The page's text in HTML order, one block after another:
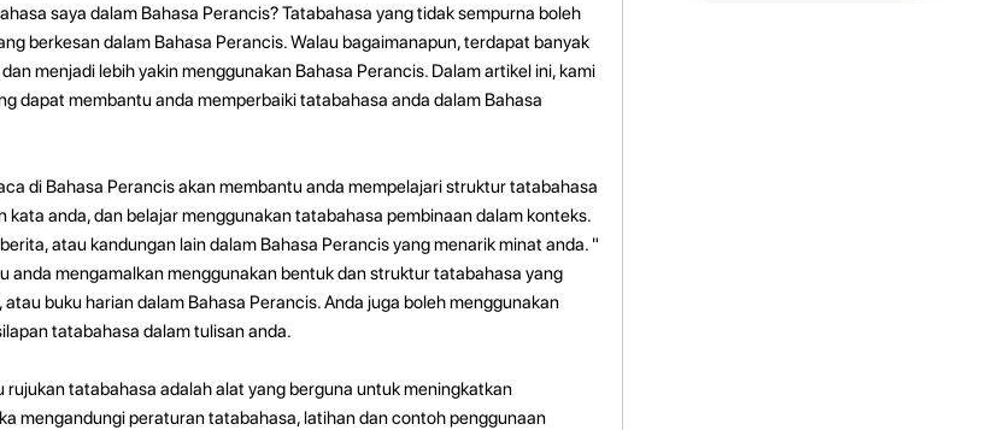
saya dalam Bahasa Perancis? Tatabahasa yang tidak sempurna boleh
berkesan dalam Bahasa Perancis. Walau bagaimanapun, terdapat banyak
menjadi lebih yakin menggunakan Bahasa Perancis. Dalam artikel ini, kami
dapat membantu anda memperbaiki tatabahasa anda dalam Bahasa
di Bahasa Perancis akan membantu anda mempelajari struktur tatabahasa
anda, dan belajar menggunakan tatabahasa pembinaan dalam konteks.
atau kandungan lain dalam Bahasa Perancis yang menarik minat anda. "
anda mengamalkan menggunakan bentuk dan struktur tatabahasa yang
buku harian dalam Bahasa Perancis. Anda juga boleh menggunakan
tatabahasa dalam tulisan anda.
rujukan tatabahasa adalah alat yang berguna untuk meningkatkan
mengandungi peraturan tatabahasa, latihan dan contoh penggunaan